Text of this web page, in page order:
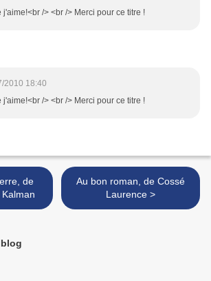
j'aime!<br /> <br /> Merci pour ce titre !
2010 18:40
j'aime!<br /> <br /> Merci pour ce titre !
Au bon roman, de Cossé
Laurence >